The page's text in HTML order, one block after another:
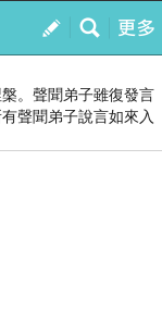
我的
。聲聞弟子雖復發言
聲聞弟子說言如來入